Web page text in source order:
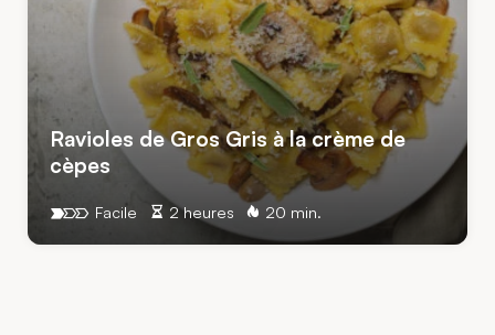
Ravioles de Gros Gris à la crème de
cèpes
2 heures 20 min.
Facile